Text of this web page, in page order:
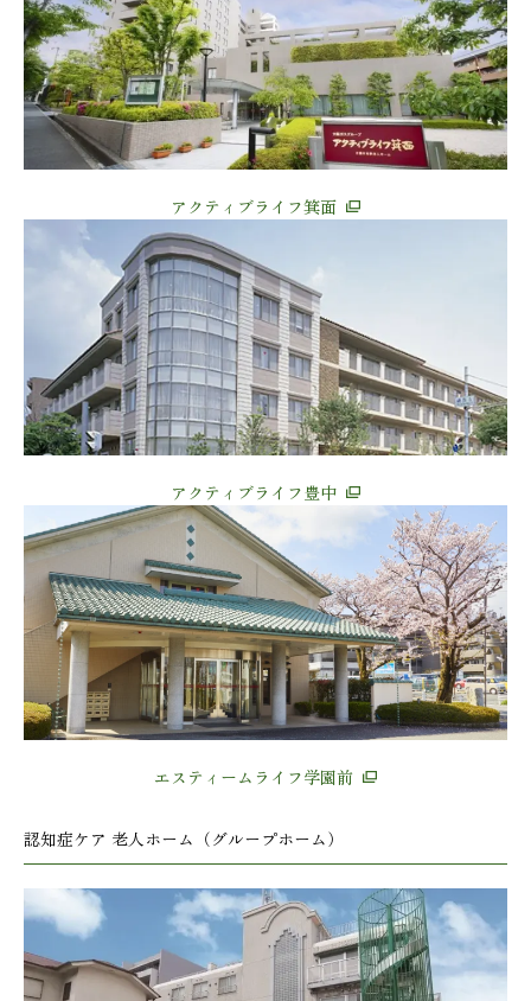
アクティブライフ箕面
アクティブライフ豊中
エスティームライフ学園前
認知症ケア 老人ホーム（グループホーム）